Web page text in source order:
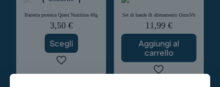
più
varianti.
Le
opzioni
possono
essere
scelte
Barretta proteica Quest Nutrition 60g
3,50 €
Scegli
Questo
Set di bande di allenamento OstroVit
11,99 €
Aggiungi al
carrello